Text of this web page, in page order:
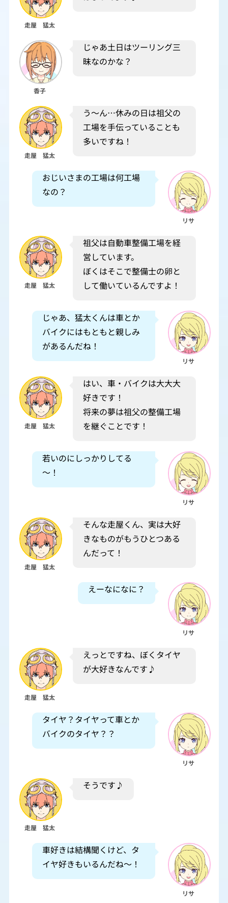
走屋 猛太
香子
じゃあ土日はツーリング三
昧なのかな？
走屋 猛太
う～ん…休みの日は祖父の
工場を手伝っていることも
多いですね！
おじいさまの工場は何工場
なの？
リサ
走屋 猛太
祖父は自動車整備工場を経
営しています。
ぼくはそこで整備士の卵と
して働いているんですよ！
じゃあ、猛太くんは車とか
バイクにはもともと親しみ
があるんだね！
リサ
走屋 猛太
はい、車・バイクは大大大
好きです！
将来の夢は祖父の整備工場
を継ぐことです！
若いのにしっかりしてる
～！
リサ
走屋 猛太
そんな走屋くん、実は大好
きなものがもうひとつある
んだって！
えーなになに？
リサ
走屋 猛太
えっとですね、ぼくタイヤ
が大好きなんです♪
タイヤ？タイヤって車とか
バイクのタイヤ？？
リサ
走屋 猛太
そうです♪
車好きは結構聞くけど、タ
イヤ好きもいるんだね～！
リサ